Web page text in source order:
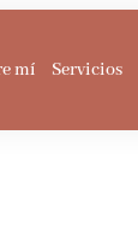
mí Servicios